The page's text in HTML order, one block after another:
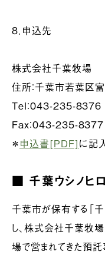
８．申込先
株式会社千葉牧場
住所：千葉市若葉区
Tel：043-235-8376
Fax：043-235-8377
＊申込書[PDF]に記
■ 千葉ウシノヒ
千葉市が保有する「
し、株式会社千葉牧
場で営まれてきた預